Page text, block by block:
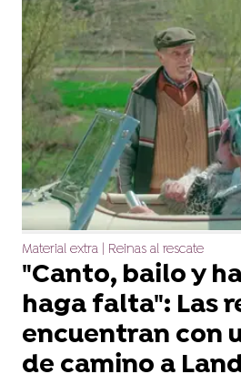
Material extra | Reinas al rescate
"Canto, bailo y
haga falta": Las
encuentran con
de camino a